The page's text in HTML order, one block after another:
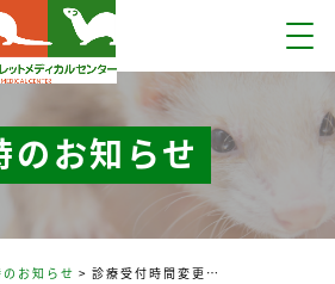
のお知らせ
お知らせ 診療受付時間変更のお知らせ